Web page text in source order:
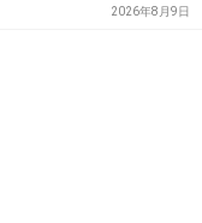
供もいるのに
うかな
」の素顔と空白の晩年
2026年8月9日